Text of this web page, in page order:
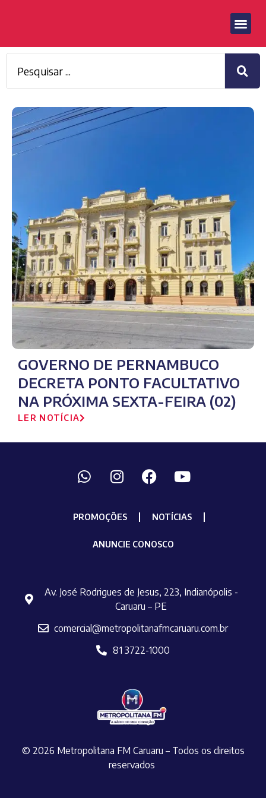
GOVERNO DE PERNAMBUCO
DECRETA PONTO FACULTATIVO
NA PRÓXIMA SEXTA-FEIRA (02)
LER NOTÍCIA
PROMOÇÕES NOTÍCIAS
ANUNCIE CONOSCO
Av. José Rodrigues de Jesus, 223, Indianópolis -
Caruaru – PE
comercial@metropolitanafmcaruaru.com.br
81 3722-1000
© 2026 Metropolitana FM Caruaru – Todos os direitos
reservados